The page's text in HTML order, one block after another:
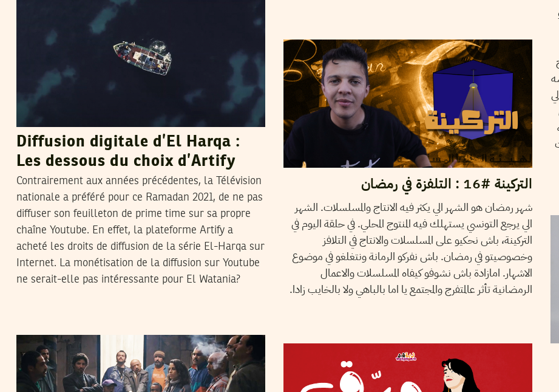
Diffusion digitale d’El Harqa :
Les dessous du choix d’Artify
Contrairement aux années précédentes, la Télévision
nationale a préféré pour ce Ramadan 2021, de ne pas
diffuser son feuilleton de prime time sur sa propre
chaîne Youtube. En effet, la plateforme Artify a
acheté les droits de diffusion de la série El-Harqa sur
Internet. La monétisation de la diffusion sur Youtube
ne serait-elle pas intéressante pour El Watania?
التركينة #16 : التلفزة في رمضان
شهر رمضان هو الشهر الي يكثر فيه الانتاج والمسلسلات. الشهر
الي يرجع التونسي يستهلك فيه المنتوج المحلي. في حلقة اليوم في
التركينة، باش نحكيو على المسلسلات والانتاج في التلافز
وخصوصيتو في رمضان. باش نفركو الرمانة ونتغلغو في موضوع
الاشهار. امازادة باش نشوفو كيفاه المسلسلات والاعمال
الرمضانية تأثر عالمتفرج والمجتمع يا اما بالباهي ولا بالخايب زادا.